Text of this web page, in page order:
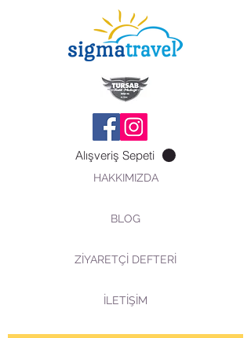
Alışveriş Sepeti
HAKKIMIZDA
BLOG
ZİYARETÇİ DEFTERİ
İLETİŞİM